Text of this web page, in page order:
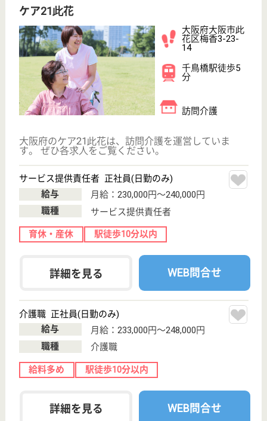
サイトマップ 利用規約
プライバシーポリシー 運営会社
採用ご担当者様へ お知らせ
介護職求人支援サービス『クリックジョブ介護』運営会社:
ライフワンズ株式会社 ( 厚生労働大臣許可 )13- ユ -303765
Copyright©LifeOnes Ltd. All Rights Reserved